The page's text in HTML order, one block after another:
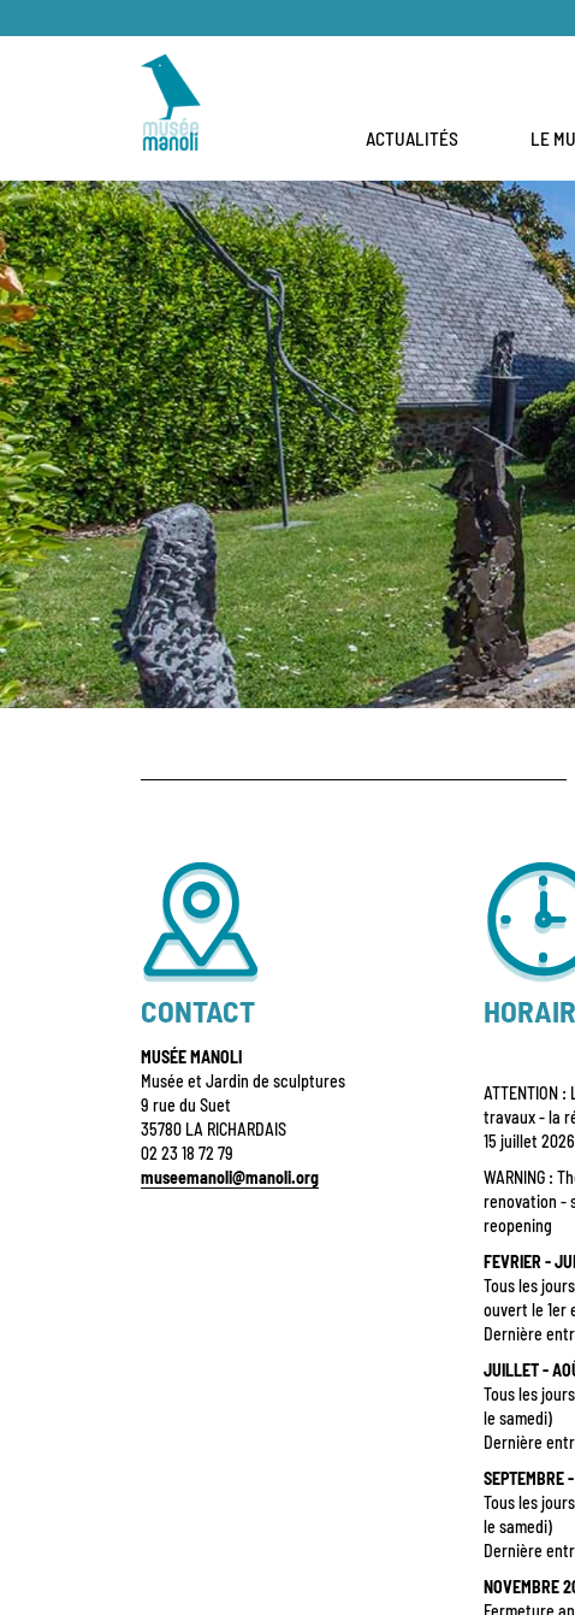
ACTUALITÉS LE
CONTACT
MUSÉE MANOLI
Musée et Jardin de sculptures
9 rue du Suet
35780 LA RICHARDAIS
02 23 18 72 79
museemanoli@manoli.org
ATTENTION
travaux - la
15 juillet 2026
WARNING :
renovation -
reopening
FEVRIER -
Tous les
ouvert le 1er
Dernière
JUILLET -
Tous les
le samedi)
Dernière
SEPTEMBRE
Tous les
le samedi)
Dernière
NOVEMBRE
Fermeture